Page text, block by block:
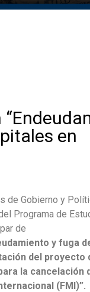
en
de Gobierno y
Programa de
de
y fuga
del proyecto
la cancelación
(FMI)”.